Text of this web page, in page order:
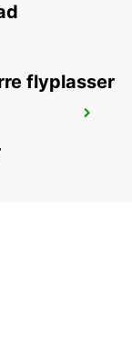
flyplasser